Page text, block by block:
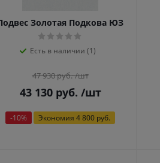
Золотая Подкова ЮЗ
Есть в наличии (1)
47 930руб. /шт
43 130руб. /шт
-10% Экономия 4 800 руб.